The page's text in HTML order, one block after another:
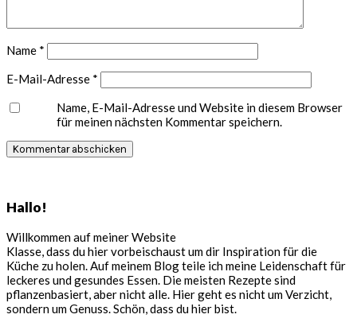
Name *
E-Mail-Adresse *
Name, E-Mail-Adresse und Website in diesem Browser
für meinen nächsten Kommentar speichern.
Hallo!
Willkommen auf meiner Website
Klasse, dass du hier vorbeischaust um dir Inspiration für die
Küche zu holen. Auf meinem Blog teile ich meine Leidenschaft für
leckeres und gesundes Essen. Die meisten Rezepte sind
pflanzenbasiert, aber nicht alle. Hier geht es nicht um Verzicht,
sondern um Genuss. Schön, dass du hier bist.